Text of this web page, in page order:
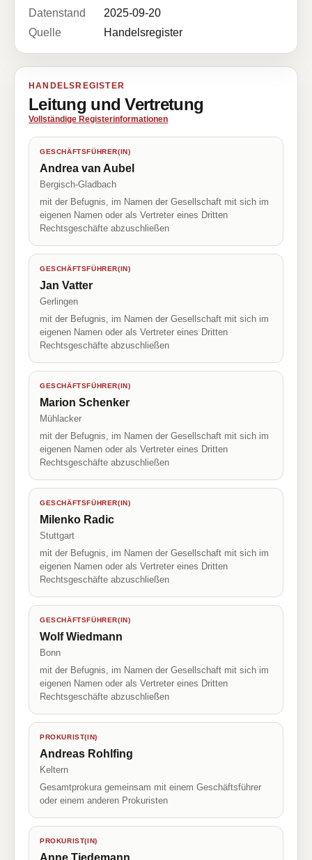
Datenstand
2025-09-20
Quelle
Handelsregister
HANDELSREGISTER
Leitung und Vertretung
Vollständige Registerinformationen
GESCHÄFTSFÜHRER(IN)
Andrea van Aubel
Bergisch-Gladbach
mit der Befugnis, im Namen der Gesellschaft mit sich im
eigenen Namen oder als Vertreter eines Dritten
Rechtsgeschäfte abzuschließen
GESCHÄFTSFÜHRER(IN)
Jan Vatter
Gerlingen
mit der Befugnis, im Namen der Gesellschaft mit sich im
eigenen Namen oder als Vertreter eines Dritten
Rechtsgeschäfte abzuschließen
GESCHÄFTSFÜHRER(IN)
Marion Schenker
Mühlacker
mit der Befugnis, im Namen der Gesellschaft mit sich im
eigenen Namen oder als Vertreter eines Dritten
Rechtsgeschäfte abzuschließen
GESCHÄFTSFÜHRER(IN)
Milenko Radic
Stuttgart
mit der Befugnis, im Namen der Gesellschaft mit sich im
eigenen Namen oder als Vertreter eines Dritten
Rechtsgeschäfte abzuschließen
GESCHÄFTSFÜHRER(IN)
Wolf Wiedmann
Bonn
mit der Befugnis, im Namen der Gesellschaft mit sich im
eigenen Namen oder als Vertreter eines Dritten
Rechtsgeschäfte abzuschließen
PROKURIST(IN)
Andreas Rohlfing
Keltern
Gesamtprokura gemeinsam mit einem Geschäftsführer
oder einem anderen Prokuristen
PROKURIST(IN)
Anne Tiedemann